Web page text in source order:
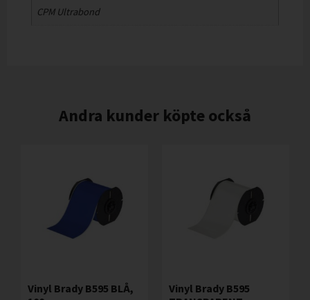
CPM Ultrabond
Andra kunder köpte också
Vinyl Brady B595 BLÅ,
Vinyl Brady B595